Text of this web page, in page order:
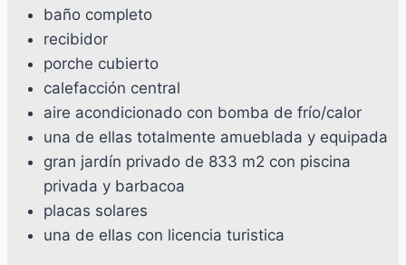
baño completo
recibidor
porche cubierto
calefacción central
aire acondicionado con bomba de frío/calor
una de ellas totalmente amueblada y equipada
gran jardín privado de 833 m2 con piscina
privada y barbacoa
placas solares
una de ellas con licencia turistica